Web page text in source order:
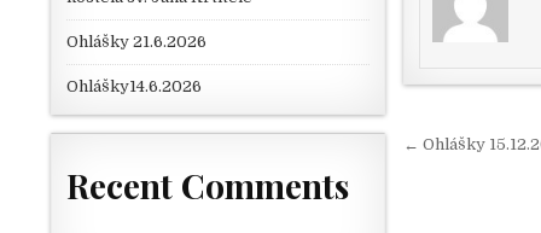
← Ohlášky
Ohlášky 21.6.2026
Ohlášky14.6.2026
Recent Comments